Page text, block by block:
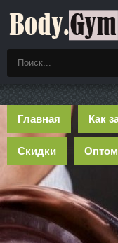
Главная Как
Скидки Оптом